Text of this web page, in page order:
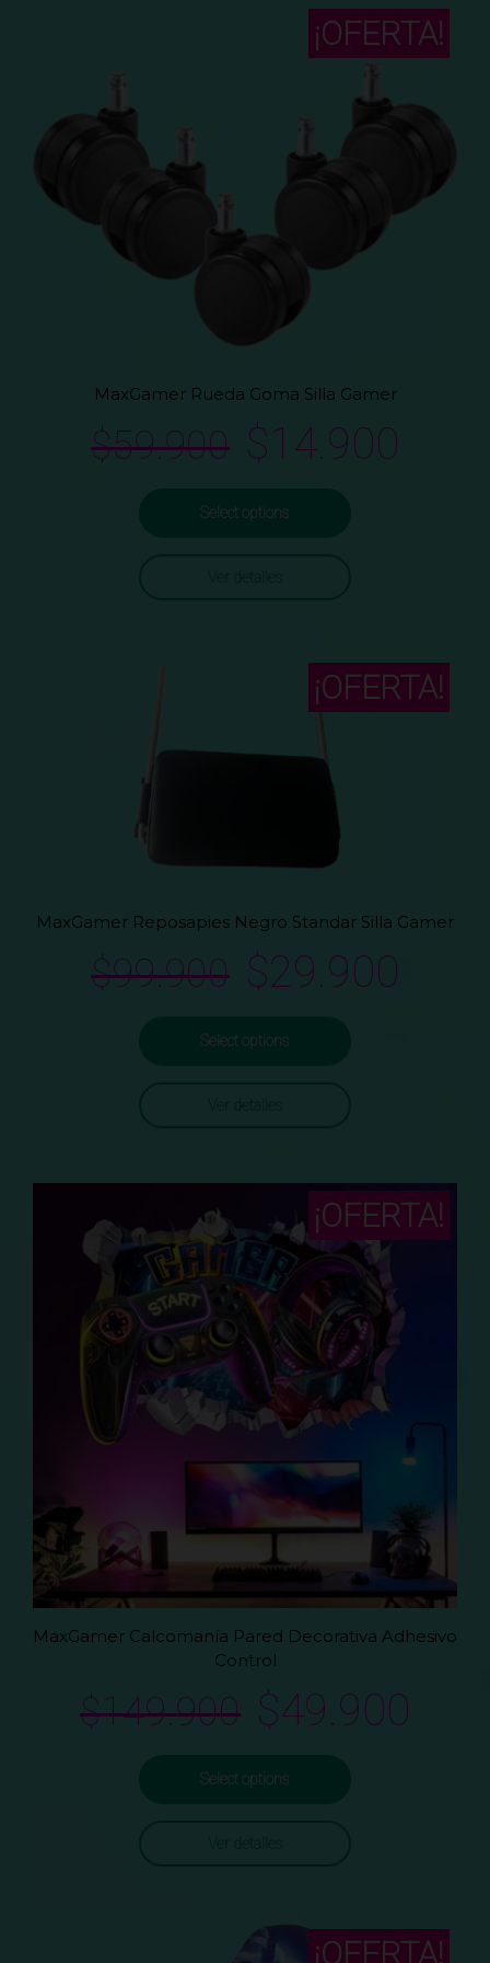
¡OFERTA!
MaxGamer Rueda Goma Silla Gamer
$59.900 $14.900
Select options
¡OFERTA!
MaxGamer Reposapies Negro Standar Silla Gamer
$99.900 $29.900
Select options
¡OFERTA!
MaxGamer Calcomanía Pared Decorativa Adhesivo
Control
$149.900 $49.900
Select options
¡OFERTA!